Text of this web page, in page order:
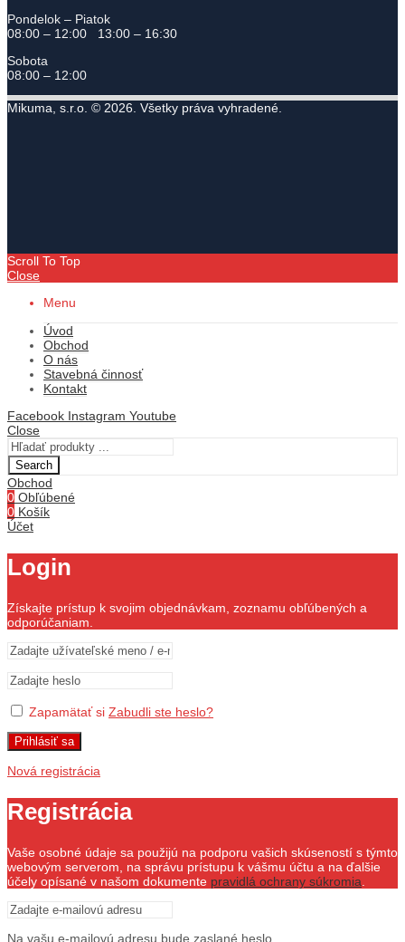
Pondelok – Piatok
08:00 – 12:00 13:00 – 16:30
Sobota
08:00 – 12:00
Mikuma, s.r.o. © 2026. Všetky práva vyhradené.
Scroll To Top
Close
Menu
Úvod
Obchod
O nás
Stavebná činnosť
Kontakt
Facebook Instagram Youtube
Close
Search
Obchod
0 Obľúbené
0 Košík
Účet
Login
Získajte prístup k svojim objednávkam, zoznamu obľúbených a
odporúčaniam.
Zapamätať si Zabudli ste heslo?
Prihlásiť sa
Nová registrácia
Registrácia
Vaše osobné údaje sa použijú na podporu vašich skúseností s týmto
webovým serverom, na správu prístupu k vášmu účtu a na ďalšie
účely opísané v našom dokumente pravidlá ochrany súkromia.
Na vašu e-mailovú adresu bude zaslané heslo.